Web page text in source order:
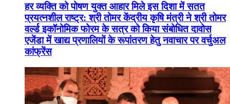
हर व्यक्ति को पोषण युक्त आहार मिले इस दिशा में सतत
प्रयत्नशील राष्ट्र: श्री तोमर केंद्रीय कृषि मंत्री ने श्री तोमर
वर्ल्ड इकॉनोमिक फोरम के सत्र को किया संबोधित दावोस
एजेंडा में खाद्य प्रणालियों के रूपांतरण हेतु नवाचार पर वर्चुअल
कांफ्रेंस